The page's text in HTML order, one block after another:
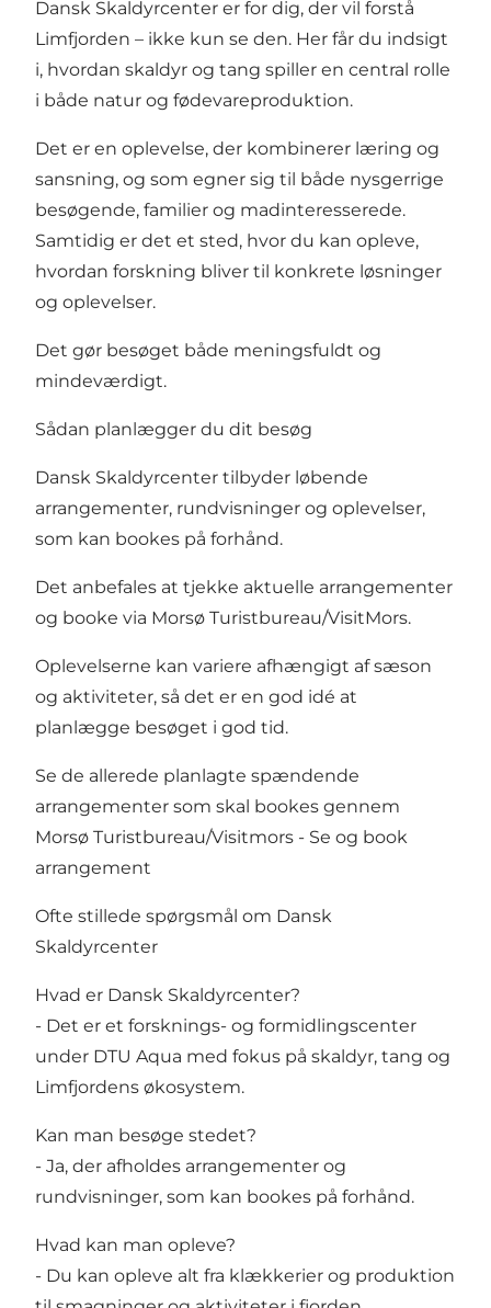
Dansk Skaldyrcenter er for dig, der vil forstå
Limfjorden – ikke kun se den. Her får du indsigt
i, hvordan skaldyr og tang spiller en central rolle
i både natur og fødevareproduktion.
Det er en oplevelse, der kombinerer læring og
sansning, og som egner sig til både nysgerrige
besøgende, familier og madinteresserede.
Samtidig er det et sted, hvor du kan opleve,
hvordan forskning bliver til konkrete løsninger
og oplevelser.
Det gør besøget både meningsfuldt og
mindeværdigt.
Sådan planlægger du dit besøg
Dansk Skaldyrcenter tilbyder løbende
arrangementer, rundvisninger og oplevelser,
som kan bookes på forhånd.
Det anbefales at tjekke aktuelle arrangementer
og booke via Morsø Turistbureau/VisitMors.
Oplevelserne kan variere afhængigt af sæson
og aktiviteter, så det er en god idé at
planlægge besøget i god tid.
Se de allerede planlagte spændende
arrangementer som skal bookes gennem
Morsø Turistbureau/Visitmors - Se og book
arrangement
Ofte stillede spørgsmål om Dansk
Skaldyrcenter
Hvad er Dansk Skaldyrcenter?
- Det er et forsknings- og formidlingscenter
under DTU Aqua med fokus på skaldyr, tang og
Limfjordens økosystem.
Kan man besøge stedet?
- Ja, der afholdes arrangementer og
rundvisninger, som kan bookes på forhånd.
Hvad kan man opleve?
- Du kan opleve alt fra klækkerier og produktion